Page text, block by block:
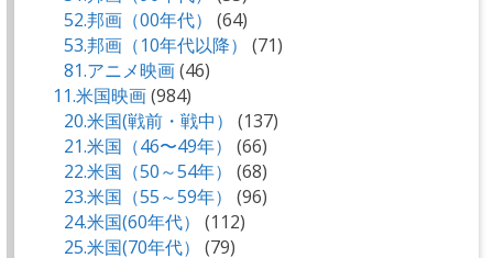
52.邦画（00年代）
(64)
53.邦画（10年代以降）
(71)
81.アニメ映画(46)
11.米国映画(984)
20.米国(戦前・戦中）
(137)
21.米国（46〜49年）
(66)
22.米国（50～54年）
(68)
23.米国（55～59年）
(96)
24.米国(60年代）
(112)
25.米国(70年代）
(79)